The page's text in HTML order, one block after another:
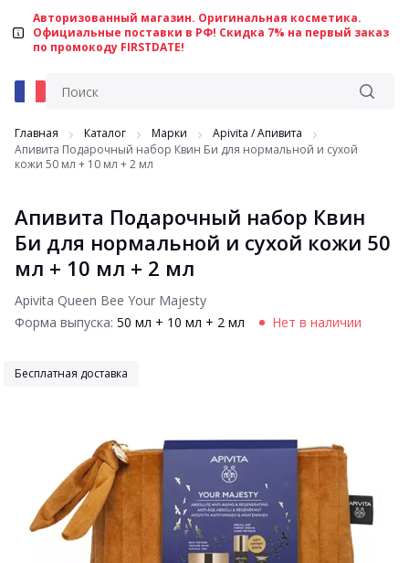
Авторизованный магазин. Оригинальная косметика.
Официальные поставки в РФ! Скидка 7% на первый заказ
по промокоду FIRSTDATE!
Главная Каталог Марки
Apivita / Aпивита
Апивита Подарочный набор Квин Би для нормальной и сухой
кожи 50 мл + 10 мл + 2 мл
Апивита Подарочный набор Квин
Би для нормальной и сухой кожи 50
мл + 10 мл + 2 мл
Apivita Queen Bee Your Majesty
Форма выпуска: 50 мл + 10 мл + 2 мл Нет в наличии
Бесплатная доставка